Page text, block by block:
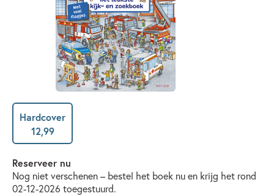
Hardcover
12,99
Reserveer nu
Nog niet verschenen – bestel het boek nu en krijg het rond
02-12-2026 toegestuurd.